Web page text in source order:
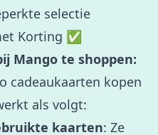
selectie
Korting ✅
Mango te shoppen:
cadeaukaarten kopen
als volgt:
kaarten: Ze